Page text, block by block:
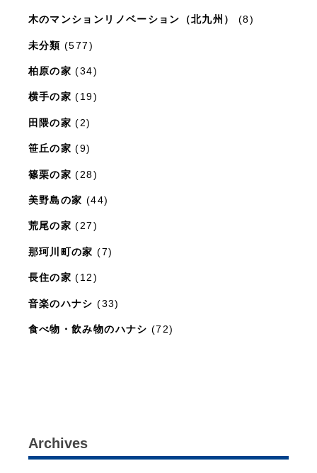
木のマンションリノベーション（北九州） (8)
未分類 (577)
柏原の家 (34)
横手の家 (19)
田隈の家 (2)
笹丘の家 (9)
篠栗の家 (28)
美野島の家 (44)
荒尾の家 (27)
那珂川町の家 (7)
長住の家 (12)
音楽のハナシ (33)
食べ物・飲み物のハナシ (72)
Archives